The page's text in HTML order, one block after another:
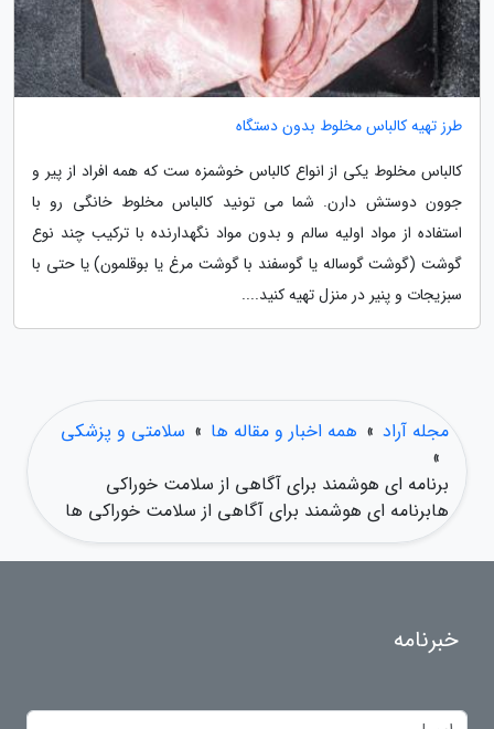
طرز تهیه کالباس مخلوط بدون دستگاه
کالباس مخلوط یکی از انواع کالباس خوشمزه ست که همه افراد از پیر و
جوون دوستش دارن. شما می تونید کالباس مخلوط خانگی رو با
استفاده از مواد اولیه سالم و بدون مواد نگهدارنده با ترکیب چند نوع
گوشت (گوشت گوساله یا گوسفند با گوشت مرغ یا بوقلمون) یا حتی با
سبزیجات و پنیر در منزل تهیه کنید....
مجله آراد » همه اخبار و مقاله ها » سلامتی و پزشکی
»
برنامه ای هوشمند برای آگاهی از سلامت خوراکی
هابرنامه ای هوشمند برای آگاهی از سلامت خوراکی ها
خبرنامه